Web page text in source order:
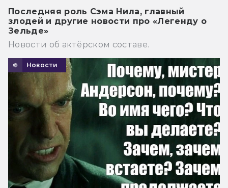
Последняя роль Сэма Нила, главный
злодей и другие новости про «Легенду о
Зельде»
Новости об актёрском составе.
Новости